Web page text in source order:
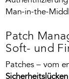
Man-in-the-
Patch
Soft- und
Patches – vom